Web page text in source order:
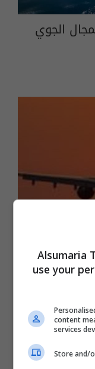
الجوي
والعراق
Alsumaria
use your
content
services
Store and/